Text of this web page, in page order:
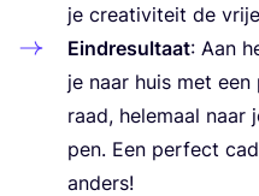
je cre­a­ti­vi­teit de
Eind­re­sul­taat: Aan
je naar huis met
raad, hele­maal
pen. Een per­fect
anders!